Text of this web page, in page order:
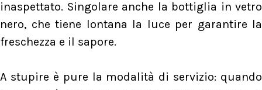
inaspettato. Singolare anche la bottiglia in vetro
nero, che tiene lontana la luce per garantire la
freschezza e il sapore.
A stupire è pure la modalità di servizio: quando